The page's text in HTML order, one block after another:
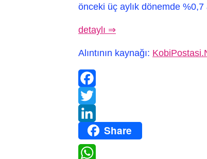
önceki üç aylık dönemde %0,7
detaylı ⇒
Alıntının kaynağı:
Facebook
Twitter
LinkedInShare